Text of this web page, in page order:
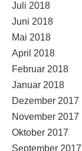
Juli 2018
Juni 2018
Mai 2018
April 2018
Februar 2018
Januar 2018
Dezember 2017
November 2017
Oktober 2017
September 2017